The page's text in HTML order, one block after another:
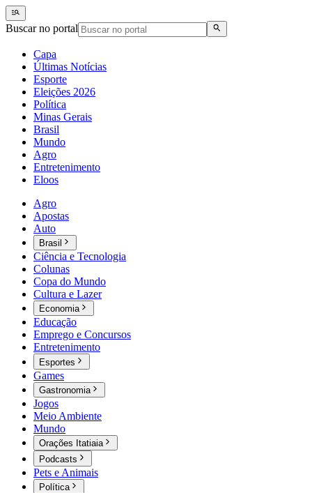
Buscar no portal
Capa
Últimas Notícias
Esporte
Eleições 2026
Política
Minas Gerais
Brasil
Mundo
Agro
Entretenimento
Eloos
Agro
Apostas
Auto
Brasil
Ciência e Tecnologia
Colunas
Copa do Mundo
Cultura e Lazer
Economia
Educação
Emprego e Concursos
Entretenimento
Esportes
Games
Gastronomia
Jogos
Meio Ambiente
Mundo
Orações Itatiaia
Podcasts
Pets e Animais
Política